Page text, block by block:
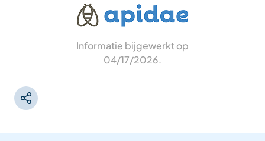
Informatie bijgewerkt op
04/17/2026.